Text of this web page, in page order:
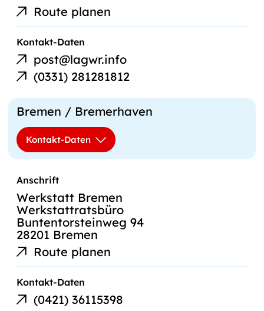
Route planen
Kontakt-Daten
post@lagwr.info
E-
Mail-
Link
(0331) 281281812
Telefonnummer
Bremen / Bremerhaven
Kontakt-Daten
Anschrift
Werkstatt Bremen
Werkstattratsbüro
Buntentorsteinweg 94
28201 Bremen
Route planen
Kontakt-Daten
(0421) 36115398
Telefonnummer